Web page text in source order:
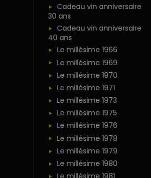
Cadeau vin anniversaire
30 ans
Cadeau vin anniversaire
40 ans
Le millésime 1966
Le millésime 1969
Le millésime 1970
Le millésime 1971
Le millésime 1973
Le millésime 1975
Le millésime 1976
Le millésime 1978
Le millésime 1979
Le millésime 1980